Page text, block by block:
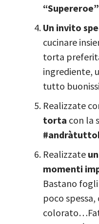
“Supereroe”
Un invito
cucinare
torta
ingrediente,
tutto
Realizzate
torta con la
Realizzate
momenti
Bastano
poco